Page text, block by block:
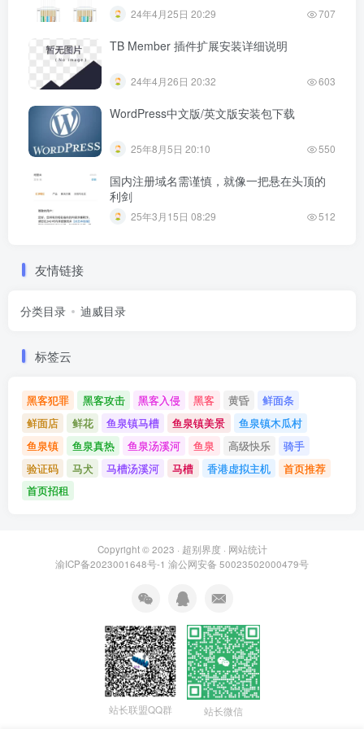
24年4月25日 20:29 707
TB Member 插件扩展安装详细说明
24年4月26日 20:32 603
WordPress中文版/英文版安装包下载
25年8月5日 20:10 550
国内注册域名需谨慎，就像一把悬在头顶的
利剑
25年3月15日 08:29 512
友情链接
分类目录 迪威目录
标签云
黑客犯罪 黑客攻击 黑客入侵 黑客 黄昏
鲜面条
鲜面店
鲜花 鱼泉镇马槽 鱼泉镇美景
鱼泉镇木瓜村
鱼泉镇
鱼泉真热 鱼泉汤溪河 鱼泉 高级快乐
骑手
验证码
马犬 马槽汤溪河 马槽 香港虚拟主机
首页推荐
首页招租
Copyright © 2023 · 超别界度· 网站统计
渝ICP备2023001648号-1 渝公网安备 50023502000479号
站长联盟QQ群 站长微信